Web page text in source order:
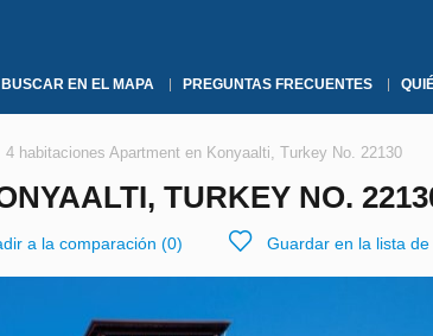
BUSCAR EN EL MAPA PREGUNTAS FRECUENTES
4 habitaciones Apartment en Konyaalti, Turkey No. 22130
TURKEY NO.
a la comparación (0) Guardar en la lista